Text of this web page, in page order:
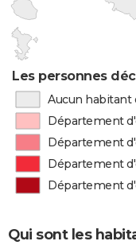
Les personnes
Aucun habitant
Département
Département
Département
Département
Qui sont les